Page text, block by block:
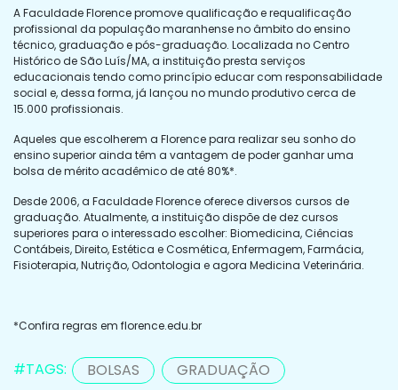
A Faculdade Florence promove qualificação e requalificação
profissional da população maranhense no âmbito do ensino
técnico, graduação e pós-graduação. Localizada no Centro
Histórico de São Luís/MA, a instituição presta serviços
educacionais tendo como princípio educar com responsabilidade
social e, dessa forma, já lançou no mundo produtivo cerca de
15.000 profissionais.
Aqueles que escolherem a Florence para realizar seu sonho do
ensino superior ainda têm a vantagem de poder ganhar uma
bolsa de mérito acadêmico de até 80%*.
Desde 2006, a Faculdade Florence oferece diversos cursos de
graduação. Atualmente, a instituição dispõe de dez cursos
superiores para o interessado escolher: Biomedicina, Ciências
Contábeis, Direito, Estética e Cosmética, Enfermagem, Farmácia,
Fisioterapia, Nutrição, Odontologia e agora Medicina Veterinária.
*Confira regras em florence.edu.br
#TAGS: BOLSAS GRADUAÇÃO